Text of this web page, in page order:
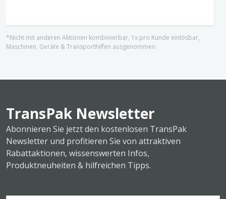
*Nicht mit anderen Aktionen kombinierbar, 1x pro Kunde einlösbar,
Maschinen, Geräte & Transporthilfen ausgenommen.
TransPak Newsletter
Abonnieren Sie jetzt den kostenlosen TransPak
Newsletter und profitieren Sie von attraktiven
Rabattaktionen, wissenswerten Infos,
Produktneuheiten & hilfreichen Tipps.